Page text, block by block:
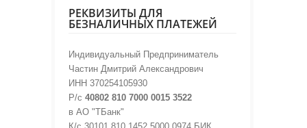
РЕКВИЗИТЫ ДЛЯ
БЕЗНАЛИЧНЫХ ПЛАТЕЖЕЙ
Индивидуальный Предприниматель
Частин Дмитрий Александрович
ИНН 370254105930
Р/с 40802 810 7000 0015 3522
в АО "ТБанк"